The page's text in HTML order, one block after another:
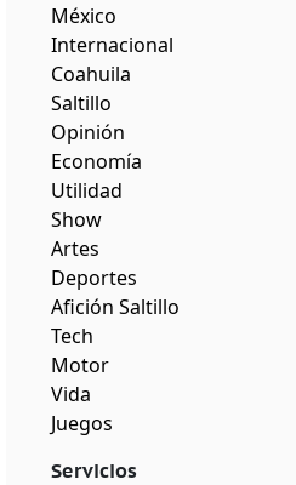
México
Internacional
Coahuila
Saltillo
Opinión
Economía
Utilidad
Show
Artes
Deportes
Afición Saltillo
Tech
Motor
Vida
Juegos
Servicios